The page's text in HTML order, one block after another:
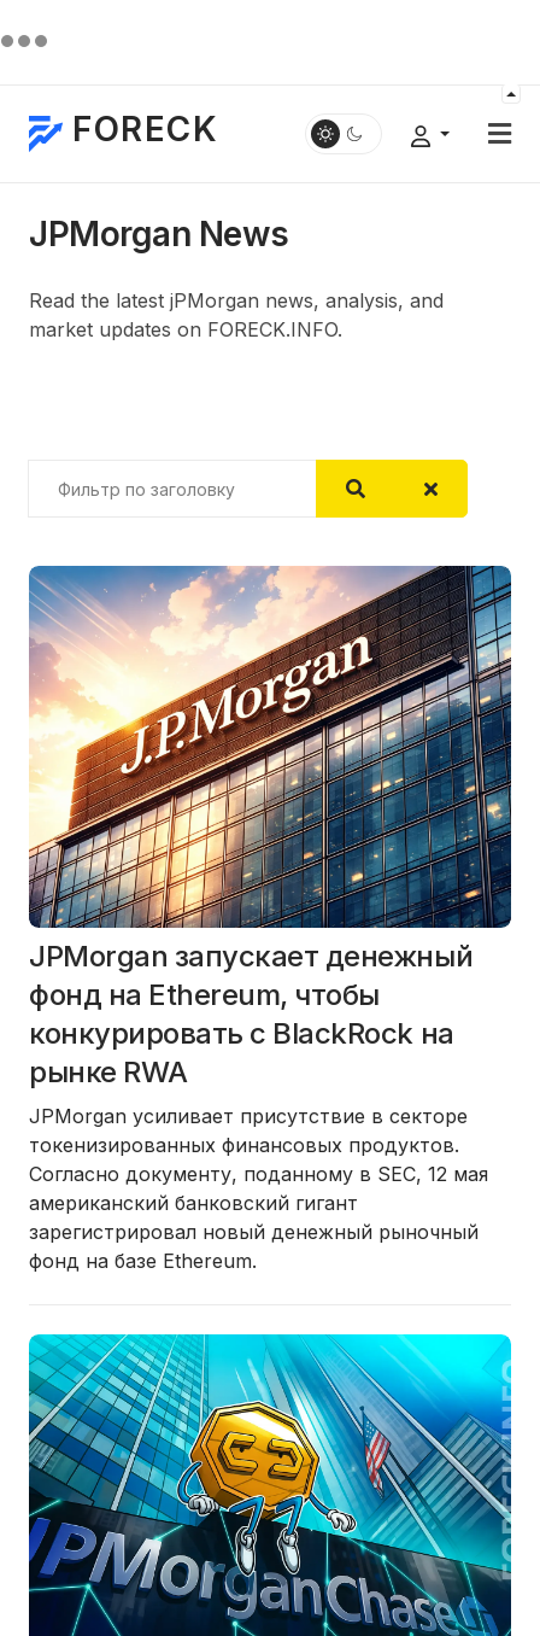
FORECK
JPMorgan News
Read the latest jPMorgan news, analysis, and
market updates on FORECK.INFO.
JPMorgan запускает денежный
фонд на Ethereum, чтобы
конкурировать с BlackRock на
рынке RWA
JPMorgan усиливает присутствие в секторе
токенизированных финансовых продуктов.
Согласно документу, поданному в SEC, 12 мая
американский банковский гигант
зарегистрировал новый денежный рыночный
фонд на базе Ethereum.